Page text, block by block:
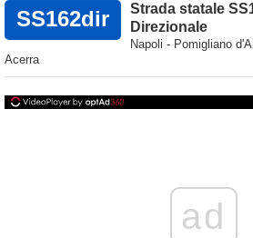
SS162dir
Strada statale
Direzionale
Napoli - Pomigliano
Acerra
ad